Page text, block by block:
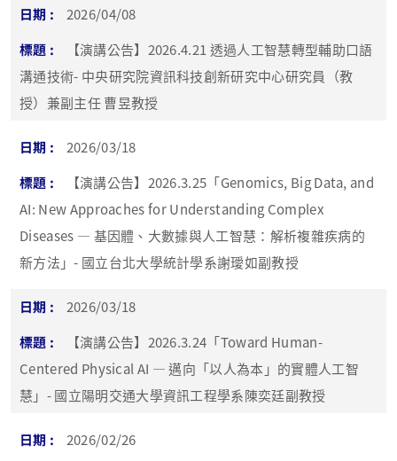
2026/04/08
【演講公告】2026.4.21 透過人工智慧轉型輔助口語
溝通技術- 中央研究院資訊科技創新研究中心研究員（教
授）兼副主任 曹昱教授
2026/03/18
【演講公告】2026.3.25「Genomics, Big Data, and
AI: New Approaches for Understanding Complex
Diseases — 基因體、大數據與人工智慧：解析複雜疾病的
新方法」- 國立台北大學統計學系謝璦如副教授
2026/03/18
【演講公告】2026.3.24「Toward Human-
Centered Physical AI — 邁向「以人為本」的實體人工智
慧」- 國立陽明交通大學資訊工程學系陳奕廷副教授
2026/02/26